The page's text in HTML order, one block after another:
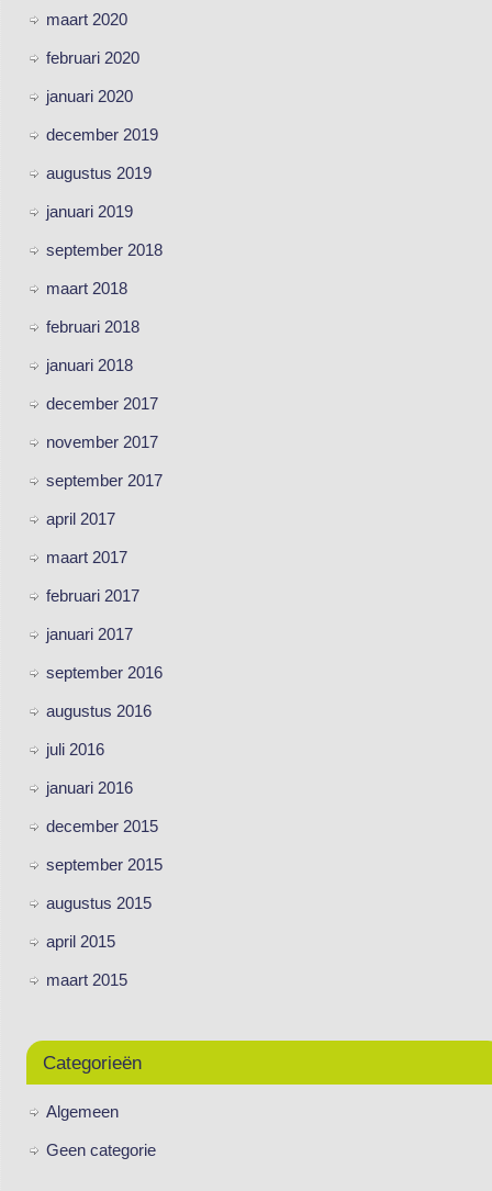
maart 2020
februari 2020
januari 2020
december 2019
augustus 2019
januari 2019
september 2018
maart 2018
februari 2018
januari 2018
december 2017
november 2017
september 2017
april 2017
maart 2017
februari 2017
januari 2017
september 2016
augustus 2016
juli 2016
januari 2016
december 2015
september 2015
augustus 2015
april 2015
maart 2015
Categorieën
Algemeen
Geen categorie